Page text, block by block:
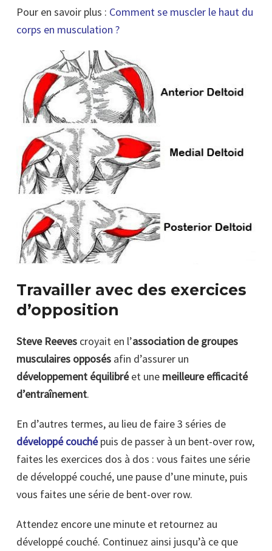
Pour en savoir plus : Comment se muscler le haut du
corps en musculation ?
Travailler avec des exercices
d’opposition
Steve Reeves croyait en l’association de groupes
musculaires opposés afin d’assurer un
développement équilibréet une meilleure efficacité
d’entraînement.
En d’autres termes, au lieu de faire 3 séries de
développé couchépuis de passer à un bent-over row,
faites les exercices dos à dos : vous faites une série
de développé couché, une pause d’une minute, puis
vous faites une série de bent-over row.
Attendez encore une minute et retournez au
développé couché. Continuez ainsi jusqu’à ce que